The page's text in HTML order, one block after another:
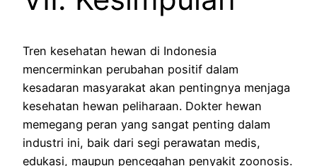
Tren kesehatan hewan di Indonesia
mencerminkan perubahan positif dalam
kesadaran masyarakat akan pentingnya menjaga
kesehatan hewan peliharaan. Dokter hewan
memegang peran yang sangat penting dalam
industri ini, baik dari segi perawatan medis,
edukasi, maupun pencegahan penyakit zoonosis.